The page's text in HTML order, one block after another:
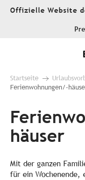
AllerOffizielle Website
Startseite
Ferienwohnungen/-
häuser
Mit der ganzen
für ein Wochenende,